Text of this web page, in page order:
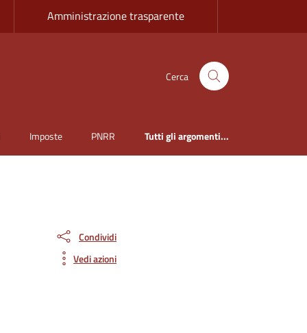
Amministrazione trasparente
Cerca
Imposte PNRR Tutti gli argomenti...
Condividi
Vedi azioni